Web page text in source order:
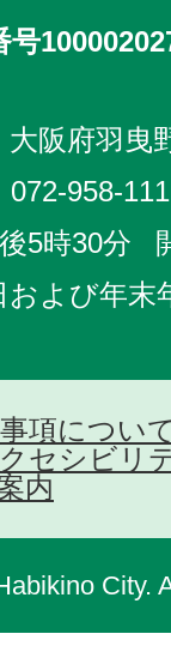
号
阪府羽曳
072-958-
5時30分
および年
項につい
セシビリ
内
City.